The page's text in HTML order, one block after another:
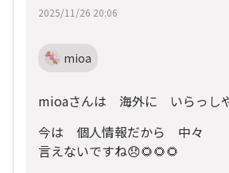
2025/11/26 20:06
mioa
mioaさんは 海外に いらっしや
今は 個人情報だから 中々
言えないですね😞🌻🌻🌻